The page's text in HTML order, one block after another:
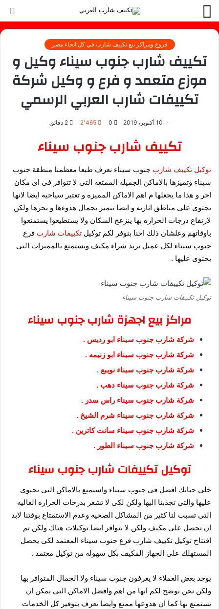
فروع ومراكز بيع تكييف شارب في كل انحاء مصر
تكييف شارب جنوب سيناء وكيل و
موزع متعمد و فرع و وكيل شركة
تكييفات شارب العربي الرسمي
10 أكتوبر، 2019 0 2٬465 2 دقائق
تكييف شارب جنوب سيناء
توكيل تكييف شارب جنوب سيناء نعرف طبعا معظمنا منطقة جنوب
سيناء وتميزها بالاماكن الجميله الممتعه التى لا تتوافر فى اى مكان
اخر و هذا ما يجعلها م اهم الاماكن المميزه و تعتبر سياحيه ايضا لانها
تحتوى على مناطق اثاريه و ايضا تتميز بجمال هدوءها و بحرها ولكن
لارتفاع درجات الحراره بها ينزعج السكان ولا يستطيعوا يستمتعوا
باوقاتهم وعلشان ذلك احنا بنوفر لكم توكيل تكييفات شارب فرع
جنوب سيناء لكل عميل يريد شراء مكيف ويستمتع بالمميزات التى
يحتوى عليها .
توكيل تكييفات شارب جنوب سيناء
مراكز بيع اجهزة شارب جنوب سيناء
شركة شارب جنوب سيناء ابو رديس .
شركة شارب جنوب سيناء ابو زنيمه .
شركة شارب جنوب سيناء نويبع .
شركة شارب جنوب سيناء دهب .
شركة شارب جنوب سيناء راس سدر .
شركة شارب جنوب سيناء شرم الشيخ .
شركة شارب جنوب سيناء سانت كاترين .
شركة شارب جنوب سيناء الطور .
توكيل تكييفات شارب جنوب سيناء
خلى حياتك افضل فى جنوب سيناء واستمتع بالاماكن التى تحتوى
عليها والتى تجذبنا اليها ولكن لكى لا تشعر بدرجات الحراره العاليه
التى تسبب لنا كثير من المشاكل الصحيه وعدم الاستمتاع بوقتنا لابد
ان تحصل على مكيف ولكن لا يتوافر ايضا توكيلات هناك ولكن تم
افتتاح توكيل تكييف شارب فرع جنوب سيناء المعتمد لكى يحصل
المستهلك على الجهاز المكيف بكل سهوله من توكيل معتمد .
يوجد بعض العملاء لا يعرفون جنوب سيناء ولا الجمال المتوافر بها
ولكن نحن نوضح لكم انها من اهم وافضل الاماكن التى يمكن ان
تستمتع بها كما ان هدوعها ممتع وايضا تعرف بتوفير كل الخدمات